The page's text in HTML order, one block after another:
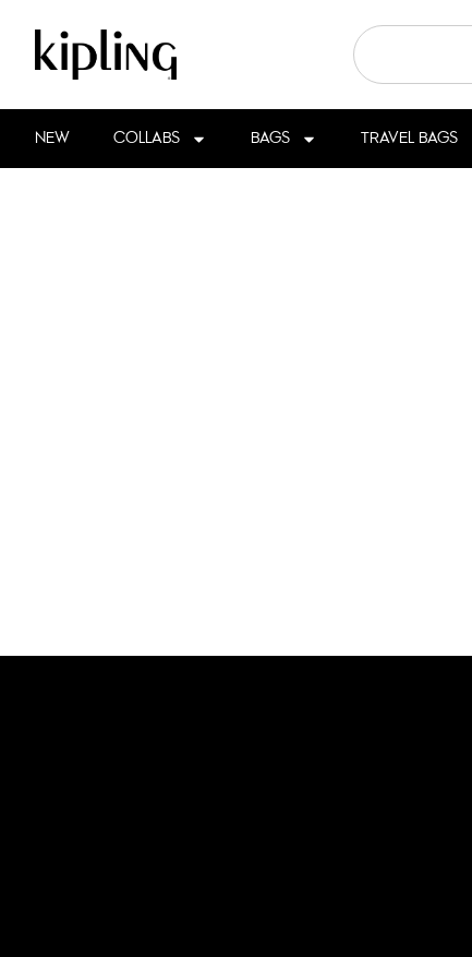
NEW COLLABS BAGS TRAVEL BAGS